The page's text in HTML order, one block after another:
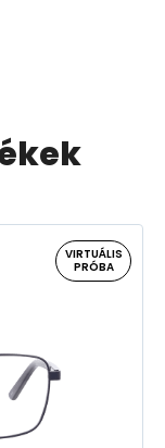
VIRTUÁLIS
PRÓBA